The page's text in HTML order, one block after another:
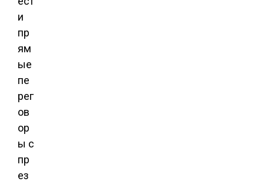
и
пр
ям
ые
пе
рег
ов
ор
ы с
пр
ез